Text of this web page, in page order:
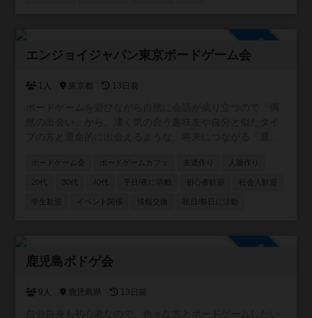
エンジョイジャパン東京ボードゲーム会
1人 東京都 13日前
企画しています✨ 公式ページ https://enjoyjp.jp/
ボードゲーム会 ボードゲームカフェ 友達作り 人脈作り
20代 30代 40代 平日/夜に活動 初心者歓迎 社会人歓迎
学生歓迎 イベント関係 情報交換 祝日/祭日に活動
鹿児島ボドゲ会
9人 鹿児島県 13日前